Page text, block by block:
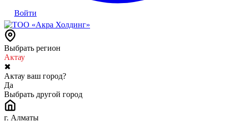
Войти
Выбрать регион
Актау
✖
Актау ваш город?
Да
Выбрать другой город
г. Алматы